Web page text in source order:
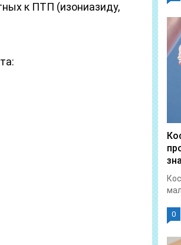
к ПТП (изониазиду,
0